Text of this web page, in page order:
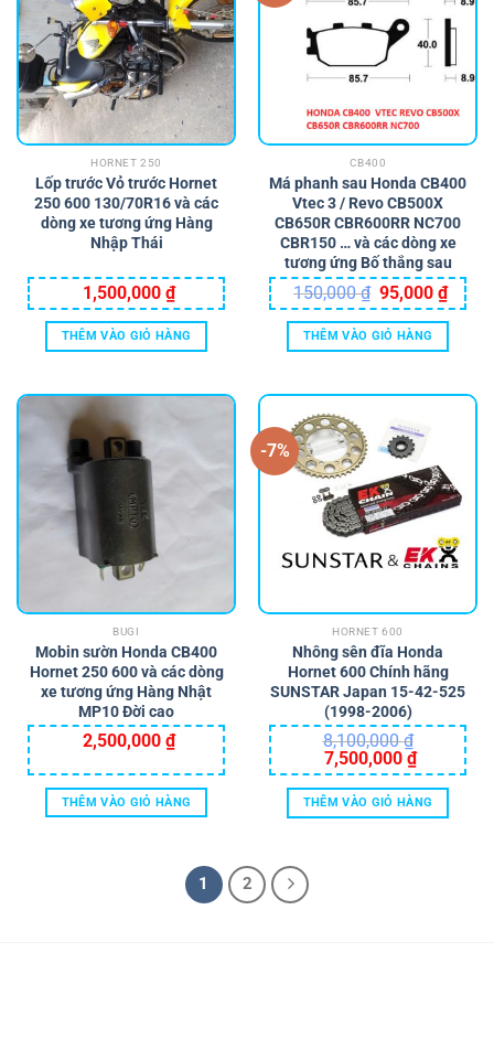
HORNET 250
Lốp trước Vỏ trước Hornet
250 600 130/70R16 và các
dòng xe tương ứng Hàng
Nhập Thái
1,500,000 ₫
THÊM VÀO GIỎ HÀNG
CB400
Má phanh sau Honda CB400
Vtec 3 / Revo CB500X
CB650R CBR600RR NC700
CBR150 … và các dòng xe
tương ứng Bố thắng sau
150,000₫ Giá
gốc
là:
150,000 ₫.
95,000 ₫Giá
hiện
tại
THÊM VÀO GIỎ HÀNG
BUGI
Mobin sườn Honda CB400
Hornet 250 600 và các dòng
xe tương ứng Hàng Nhật
MP10 Đời cao
2,500,000 ₫
THÊM VÀO GIỎ HÀNG
-7%
HORNET 600
Nhông sên đĩa Honda
Hornet 600 Chính hãng
SUNSTAR Japan 15-42-525
(1998-2006)
8,100,000₫
Giá
gốc
là:
8,100,000 ₫.
7,500,000 ₫Giá
hiện
tại
là:
7,500,000
THÊM VÀO GIỎ HÀNG
1 2